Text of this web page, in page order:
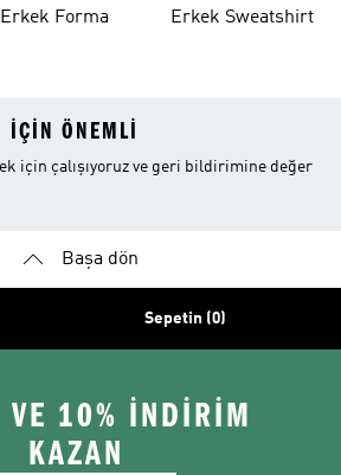
Erkek Forma
Erkek Sweatshirt
IÇIN ÖNEMLI
için çalışıyoruz ve geri bildirimine değer
Başa dön
Sepetin (0)
VE 10% İNDİRİM
KAZAN